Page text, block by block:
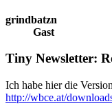
grindbatzn
Gast
Tiny Newsletter:
Ich habe hier die
http://wbce.at/